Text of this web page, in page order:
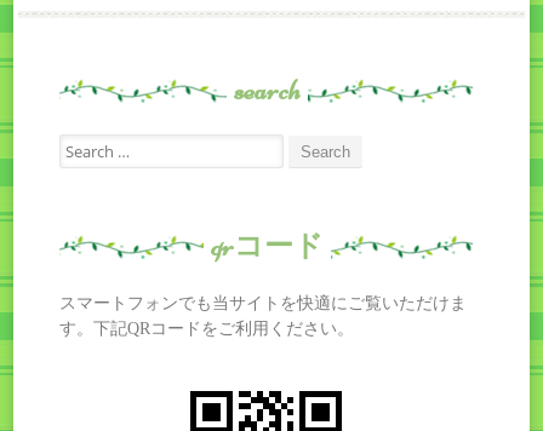
search
Search
for:
qrコード
スマートフォンでも当サイトを快適にご覧いただけま
す。下記QRコードをご利用ください。